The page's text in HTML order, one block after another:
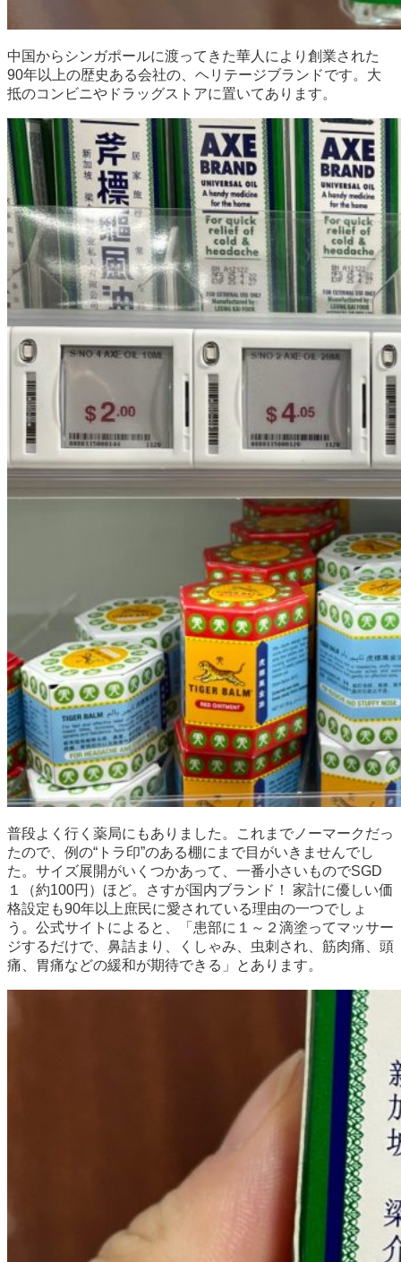
中国からシンガポールに渡ってきた華人により創業された
90年以上の歴史ある会社の、ヘリテージブランドです。大
抵のコンビニやドラッグストアに置いてあります。
普段よく行く薬局にもありました。これまでノーマークだっ
たので、例の“トラ印”のある棚にまで目がいきませんでし
た。サイズ展開がいくつかあって、一番小さいものでSGD
１（約100円）ほど。さすが国内ブランド！ 家計に優しい価
格設定も90年以上庶民に愛されている理由の一つでしょ
う。公式サイトによると、「患部に１～２滴塗ってマッサー
ジするだけで、鼻詰まり、くしゃみ、虫刺され、筋肉痛、頭
痛、胃痛などの緩和が期待できる」とあります。